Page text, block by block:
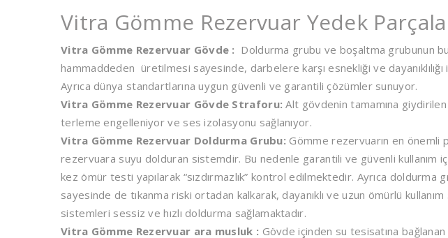
Vitra Gömme Rezervuar Yedek
Vitra Gömme Rezervuar Gövde : Doldurma grubu ve boşaltma grubunun
hammaddeden üretilmesi sayesinde, darbelere karşı esnekliği ve dayanıklılığı
Ayrıca dünya standartlarına uygun güvenli ve garantili çözümler sunuyor.
Vitra Gömme Rezervuar Gövde Straforu: Alt gövdenin tamamına
terleme engelleniyor ve ses izolasyonu sağlanıyor.
Vitra Gömme Rezervuar Doldurma Grubu: Gömme rezervuarın en önemli
rezervuara suyu dolduran sistemdir. Bu nedenle garantili ve güvenli kullanım
kez ömür testi yapılarak “sızdırmazlık” kontrol edilmektedir. Ayrıca
sayesinde de tıkanma riski ortadan kalkarak, dayanıklı ve uzun ömürlü
sistemleri sessiz ve hızlı doldurma sağlamaktadır.
Vitra Gömme Rezervuar ara musluk : Gövde içinden su tesisatına